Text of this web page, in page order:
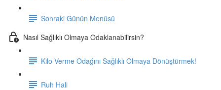
Sonraki Günün Menüsü
Nasıl Sağlıklı Olmaya Odaklanabilirsin?
Kilo Verme Odağını Sağlıklı Olmaya Dönüştürmek!
Ruh Hali